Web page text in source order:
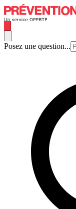
Posez une question...